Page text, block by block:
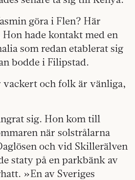
göra i Flen? Här
hade kontakt med en
som redan etablerat sig
bodde i Filipstad.
vackert och folk är vänliga,
sig. Hon kom till
när solstrålarna
och vid Skillerälven
staty på en parkbänk av
»En av Sveriges